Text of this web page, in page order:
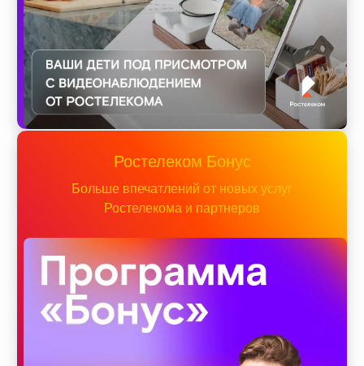
Ростелеком Бонус
Больше впечатлений от новых услуг
Ростелекома и партнеров